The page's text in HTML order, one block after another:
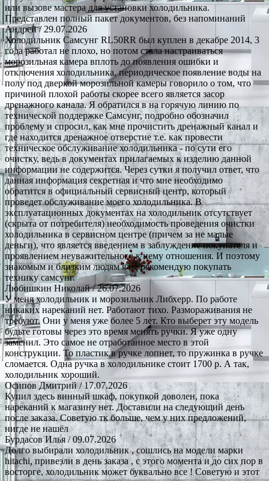
или вызове мастера для установки холодильника.
Представлен полный пакет документов, без напоминаний
Андрей/ 29.07.2026
Холодильник Самсунг RL50RR был куплен в декабре 2014, 3
года работал не плохо, но потом стала настраиваться
морозильная камера вплоть до появления ошибки и
отключения холодильника, периодическое появление воды на
полу под дверкой морозильной камеры говорило о том, что
причиной плохой работы скорее всего является засор
дренажного канала. Я обратился в на горячую линию по
технической поддержке Самсунг, подробно обозначил
проблему и спросил, как мне прочистить дренажный канал и
где находится дренажное отверстие т.е. как провести
техническое обслуживание холодильника - по сути его
очистку, ведь в документах прилагаемых к изделию данной
информации не содержится. Через сутки я получил ответ, что
данная информация секретная и что мне необходимо
обратится в официальный сервисный центр, который
проведет обслуживание моего холодильника. В
эксплуатационных документах на холодильник отсутствует
(скрыта от потребителя) необходимость проведения очистки
холодильника в сервисном центре (причем за не малые
деньги), что является введением в заблуждение покупателя и
проявлением неуважительного к нему отношения. И поэтому
знакомым и близким людям я не рекомендую покупать
технику самсунг.
Любишкин Николай/ 26.07.2026
У меня холодильник и морозильник Либхерр. По работе
никаких нареканий нет. Работают тихо. Размораживания не
требуют. Они у меня уже более 5 лет. Кто выберет эту модель
будьте готовы через это время менять ручки. Я уже одну
заменил. Это самое не отработанное место в этой
конструкции. То пластик в ручке лопнет, то пружинка в ручке
сломается. Одна ручка в холодильнике стоит 1700 р. А так,
холодильник хороший.
Осипов Дмитрий/ 17.07.2026
Купил здесь винный шкаф, покупкой доволен, пока
нареканий к магазину нет. Доставили на следующий день
после заказа. Советую тк больше, чем у них предложений,
нигде не нашёл
Бурдасов Илья/ 09.07.2026
Долго выбирали холодильник , сошлись на модели марки
hitachi, привезли в день заказа , с этого момента и до сих пор в
восторге, холодильник может буквально все ! Советую и этот